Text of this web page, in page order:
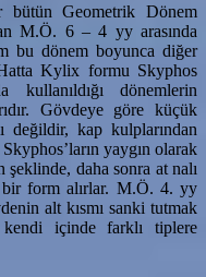
bütün Geometrik Dönem
M.Ö. 6 – 4 yy arasında
bu dönem boyunca diğer
Kylix formu Skyphos
kullanıldığı dönemlerin
Gövdeye göre küçük
değildir, kap kulplarından
yaygın olarak
daha sonra at nalı
form alırlar. M.Ö. 4. yy
alt kısmı sanki tutmak
içinde farklı tiplere